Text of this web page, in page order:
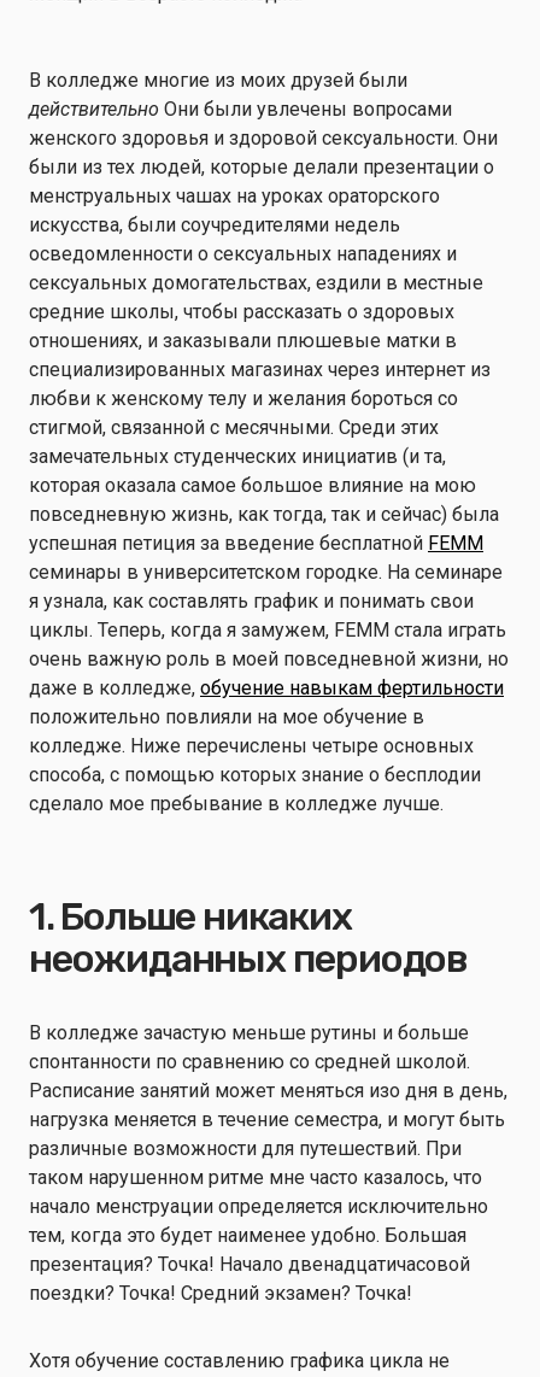
В колледже многие из моих друзей были
действительно Они были увлечены вопросами
женского здоровья и здоровой сексуальности. Они
были из тех людей, которые делали презентации о
менструальных чашах на уроках ораторского
искусства, были соучредителями недель
осведомленности о сексуальных нападениях и
сексуальных домогательствах, ездили в местные
средние школы, чтобы рассказать о здоровых
отношениях, и заказывали плюшевые матки в
специализированных магазинах через интернет из
любви к женскому телу и желания бороться со
стигмой, связанной с месячными. Среди этих
замечательных студенческих инициатив (и та,
которая оказала самое большое влияние на мою
повседневную жизнь, как тогда, так и сейчас) была
успешная петиция за введение бесплатной FEMM
семинары в университетском городке. На семинаре
я узнала, как составлять график и понимать свои
циклы. Теперь, когда я замужем, FEMM стала играть
очень важную роль в моей повседневной жизни, но
даже в колледже, обучение навыкам фертильности
положительно повлияли на мое обучение в
колледже. Ниже перечислены четыре основных
способа, с помощью которых знание о бесплодии
сделало мое пребывание в колледже лучше.
1. Больше никаких
неожиданных периодов
В колледже зачастую меньше рутины и больше
спонтанности по сравнению со средней школой.
Расписание занятий может меняться изо дня в день,
нагрузка меняется в течение семестра, и могут быть
различные возможности для путешествий. При
таком нарушенном ритме мне часто казалось, что
начало менструации определяется исключительно
тем, когда это будет наименее удобно. Большая
презентация? Точка! Начало двенадцатичасовой
поездки? Точка! Средний экзамен? Точка!
Хотя обучение составлению графика цикла не